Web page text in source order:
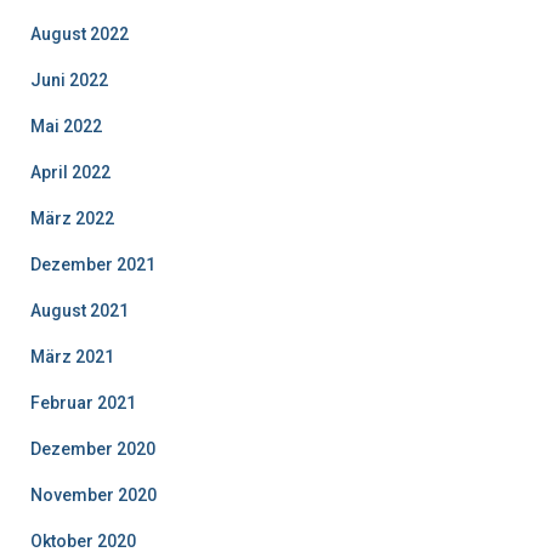
August 2022
Juni 2022
Mai 2022
April 2022
März 2022
Dezember 2021
August 2021
März 2021
Februar 2021
Dezember 2020
November 2020
Oktober 2020